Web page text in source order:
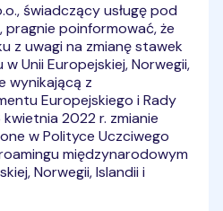
świadczący usługę pod
pragnie poinformować, że
z uwagi na zmianę stawek
Unii Europejskiej, Norwegii,
wynikającą z
Europejskiego i Rady
2022 r. zmianie
w Polityce Uczciwego
międzynarodowym
Norwegii, Islandii i